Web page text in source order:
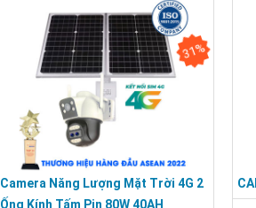
31%
Camera Năng Lượng Mặt Trời 4G 2
Ống Kính Tấm Pin 80W 40AH